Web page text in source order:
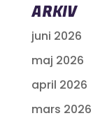
ARKIV
juni 2026
maj 2026
april 2026
mars 2026